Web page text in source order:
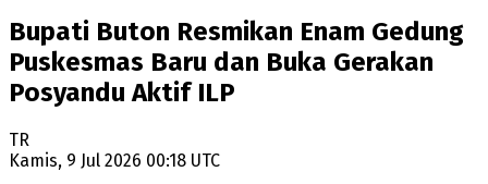
Bupati Buton Resmikan Enam Gedung
Puskesmas Baru dan Buka Gerakan
Posyandu Aktif ILP
TR
Kamis, 9 Jul 2026 00:18 UTC